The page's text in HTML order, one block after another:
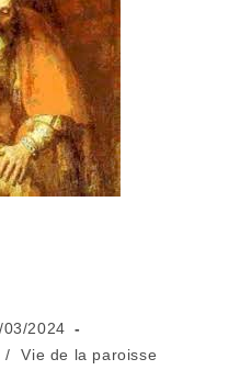
03/2024
/ Vie de la paroisse